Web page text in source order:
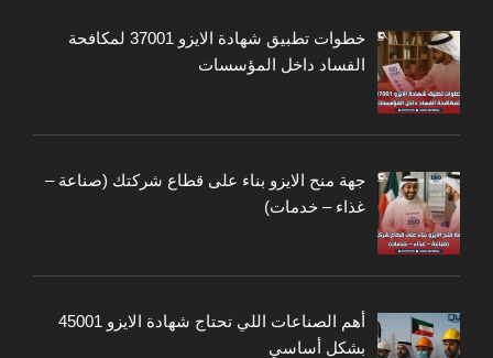
خطوات تطبيق شهادة الايزو 37001 لمكافحة
الفساد داخل المؤسسات
جهة منح الايزو بناء على قطاع شركتك (صناعة –
غذاء – خدمات)
أهم الصناعات اللي تحتاج شهادة الايزو 45001
بشكل أساسي